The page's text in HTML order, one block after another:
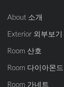
About 소개
Exterior 외부보기
Room 산호
Room 다이아몬드
Room 가네트